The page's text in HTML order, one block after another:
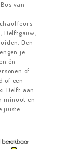
van
Delftgauw,
Den
je
én
of
of een
Delft aan
minuut en
juiste